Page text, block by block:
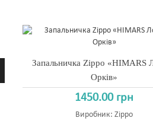
Запальничка Zippo «HIMARS
Орків»
1450.00 грн
Виробник:Zippo